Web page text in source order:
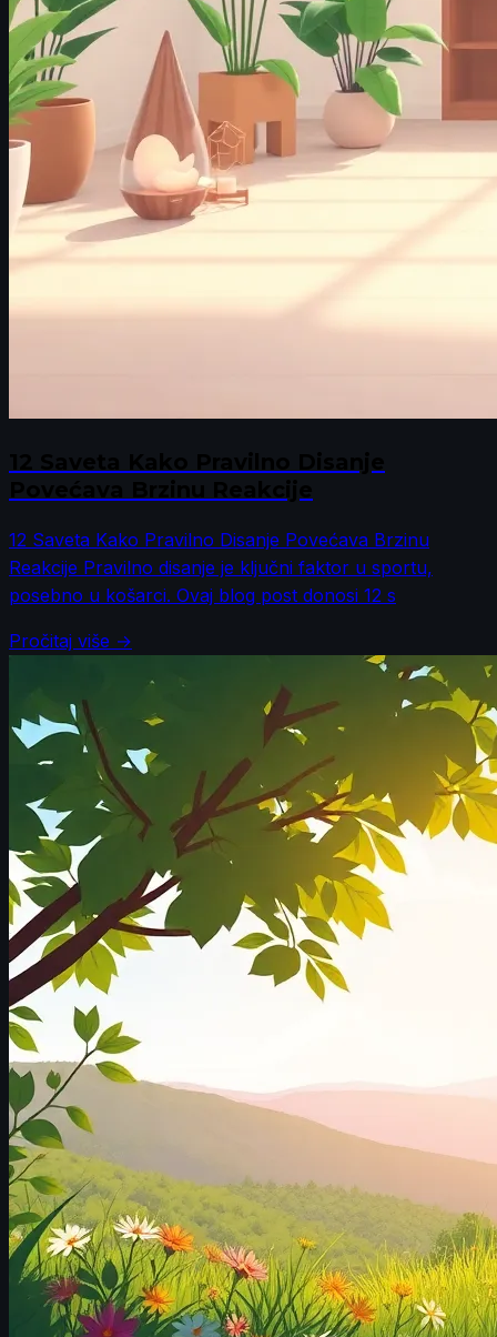
12 Saveta Kako Pravilno Disanje Povećava Brzinu
Reakcije Pravilno disanje je ključni faktor u sportu,
posebno u košarci. Ovaj blog post donosi 12 s
Pročitaj više →